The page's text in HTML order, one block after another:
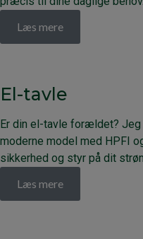
Læs mere
El-tavle
Er din el-tavle forældet?
moderne model med HPFI
sikkerhed og styr på dit
Læs mere